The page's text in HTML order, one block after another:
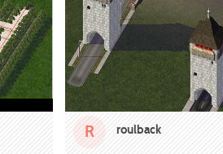
R roulback